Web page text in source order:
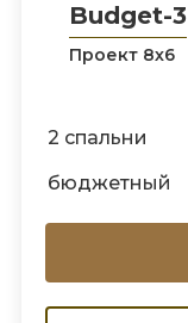
Budget-3
Проект 8х6
2 спальни
бюджетный